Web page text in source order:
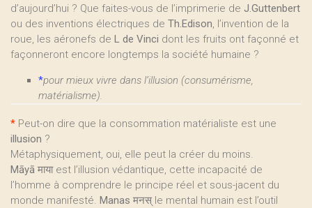
d’aujourd’hui ? Que faites-vous de l’imprimerie de J.Guttenbert
ou des inventions électriques de Th.Edison, l’invention de la
roue, les aéronefs de L de Vinci dont les fruits ont façonné et
façonneront encore longtemps la société humaine ?
*pour mieux vivre dans l’illusion (consumérisme,
matérialisme).
* Peut-on dire que la consommation matérialiste est une
illusion ?
Métaphysiquement, oui, elle peut la créer du moins.
Māyā माया est l’illusion védantique, cette incapacité de
l’homme à comprendre le principe réel et sous-jacent du
monde manifesté. Manas मनस् le mental humain est l’outil